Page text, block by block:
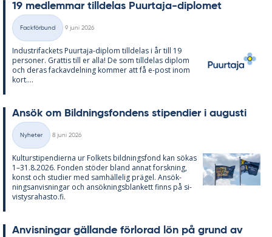
19 med­lem­mar till­de­las Pu­ur­ta­ja-di­plo­met
Kategorier
Fackförbund
9 juni 2026
In­du­stri­fac­kets Pu­ur­ta­ja-diplom till­de­las i år till 19
per­so­ner. Grat­tis till er alla! De som till­de­las diplom
och de­ras fackav­del­ning kom­mer att få e-post inom
kort....
An­sök om Bild­nings­fon­dens sti­pen­di­er i au­gusti
Kategorier
Nyheter
8 juni 2026
Kul­tursti­pen­di­er­na ur Fol­kets bild­nings­fond kan sö­kas
1–31.8.2026. Fon­den stö­der bland an­nat forsk­ning,
konst och stu­di­er med sam­häl­le­lig prä­gel. An­sök­
nings­an­vis­ning­ar och an­sök­nings­blan­kett fin­ns på si­
vis­tys­ra­has­to.fi.
An­vis­ning­ar gäl­lan­de för­lo­rad lön på grund av